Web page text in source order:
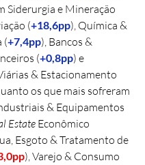
Siderurgia e Mineração
(+18,6pp), Química &
(+7,4pp), Bancos &
(+0,8pp) e
& Estacionamento
os que mais sofreram
& Equipamentos
Estate Econômico
Esgoto & Tratamento de
), Varejo & Consumo